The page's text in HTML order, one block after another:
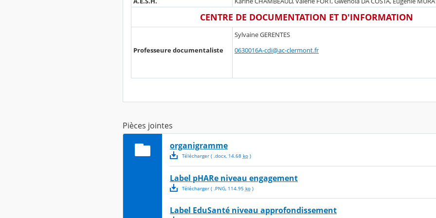
CENTRE DE DOCUMENTATION ET D'INFORMATION
Professeure documentaliste
Sylvaine GERENTES
0630016A-cdi@ac-clermont.fr
Pièces jointes
organigramme
Télécharger( .docx, 14.68 ko)
Label pHARe niveau engagement
Télécharger( .PNG, 114.95 ko)
Label EduSanté niveau approfondissement